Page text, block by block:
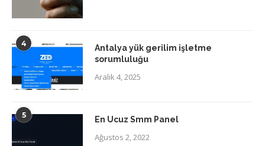
4
Antalya yük gerilim işletme
sorumluluğu
Aralık 4, 2025
5 En Ucuz Smm Panel
Ağustos 2, 2022